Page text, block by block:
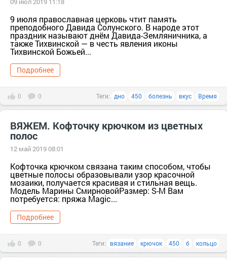
9 июля православная церковь чтит память
преподобного Давида Солунского. В народе этот
праздник называют днём Давида-Земляничника, а
также Тихвинской — в честь явления иконы
Тихвинской Божьей...
Подробнее
0 0 Теги: дно 450 болезнь вкус Время
ВЯЖЕМ. Кофточку крючком из цветных
полос
12 май 2019 08:01
Кофточка крючком связана таким способом, чтобы
цветные полосы образовывали узор красочной
мозаики, получается красивая и стильная вещь.
Модель Марины СмирновойРазмер: S-M Вам
потребуется: пряжа Magic...
Подробнее
0 0 Теги: вязание крючок 450 б кольцо